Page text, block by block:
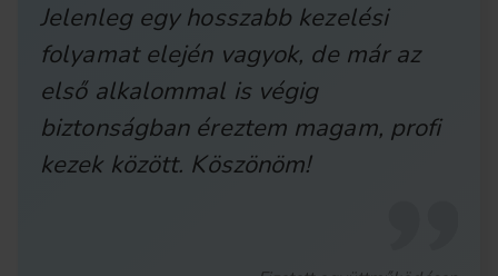
Jelenleg egy hosszabb kezelési
folyamat elején vagyok, de már az
első alkalommal is végig
biztonságban éreztem magam, profi
kezek között. Köszönöm!